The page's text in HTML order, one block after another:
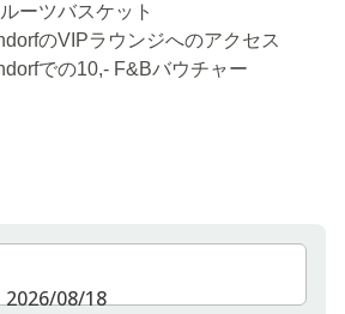
ーツバスケット
のVIPラウンジへのアクセス
での10,- F&Bバウチャー
2026/08/18